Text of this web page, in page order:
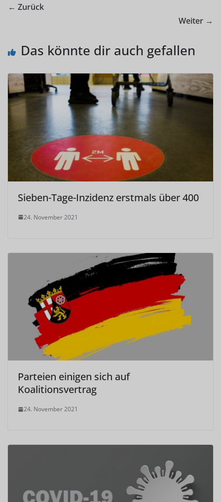
← Zurück
Weiter →
Das könnte dir auch gefallen
Sieben-Tage-Inzidenz erstmals über 400
24. November 2021
Parteien einigen sich auf
Koalitionsvertrag
24. November 2021